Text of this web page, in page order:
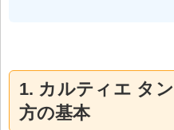
1. カルティエ タ
方の基本